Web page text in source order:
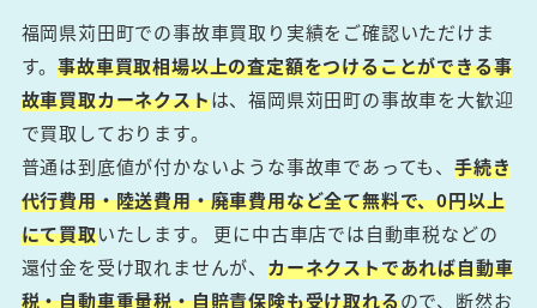
福岡県苅田町での事故車買取り実績をご確認いただけま
す。事故車買取相場以上の査定額をつけることができる事
故車買取カーネクストは、福岡県苅田町の事故車を大歓迎
で買取しております。
普通は到底値が付かないような事故車であっても、手続き
代行費用・陸送費用・廃車費用など全て無料で、0円以上
にて買取いたします。 更に中古車店では自動車税などの
還付金を受け取れませんが、カーネクストであれば自動車
税・自動車重量税・自賠責保険も受け取れるので、断然お